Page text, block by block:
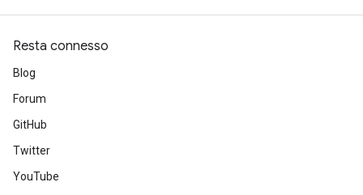
Resta connesso
Blog
Forum
GitHub
Twitter
YouTube